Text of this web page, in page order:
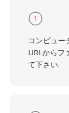
1
コンピュー
URLからフ
て下さい.